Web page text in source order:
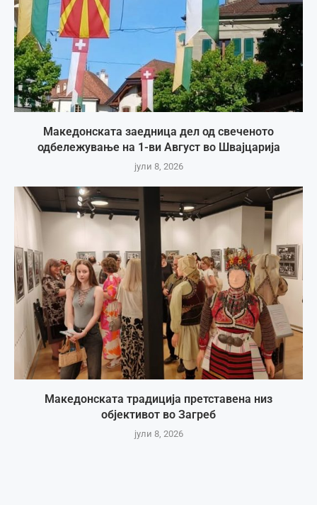
Македонската заедница дел од свеченото
одбележување на 1-ви Август во Швајцарија
јули 8, 2026
Македонската традиција претставена низ
објективот во Загреб
јули 8, 2026